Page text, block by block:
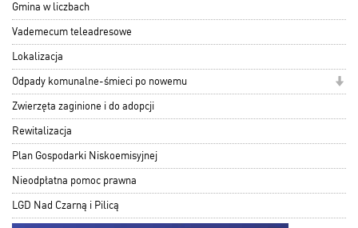
Gmina w liczbach
Vademecum teleadresowe
Lokalizacja
Odpady komunalne-śmieci po nowemu
Zwierzęta zaginione i do adopcji
Rewitalizacja
Plan Gospodarki Niskoemisyjnej
Nieodpłatna pomoc prawna
LGD Nad Czarną i Pilicą